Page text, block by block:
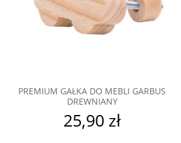
PREMIUM GAŁKA DO MEBLI GARBUS
DREWNIANY
25,90 zł